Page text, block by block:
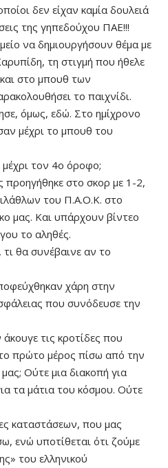
δεν είχαν καμία δουλειά
της γηπεδούχου ΠΑΕ!!!
να δημιουργήσουν θέμα με
τη στιγμή που ήθελε
στο μπουθ των
το παιχνίδι.
όμως, εδώ. Στο ημίχρονο
μέχρι το μπουθ του
τον 4ο όροφο;
προηγήθηκε στο σκορ με 1-2,
του Π.Α.Ο.Κ. στο
μας. Και υπάρχουν βίντεο
το αληθές.
τι θα συνέβαινε αν το
χάρη στην
που συνόδευσε την
τις κροτίδες που
πρώτο μέρος πίσω από την
Ούτε μια διακοπή για
τα μάτια του κόσμου. Ούτε
καταστάσεων, που μας
ενώ υποτίθεται ότι ζούμε
του ελληνικού